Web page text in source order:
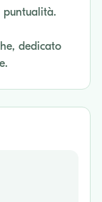
puntualità.
dedicato